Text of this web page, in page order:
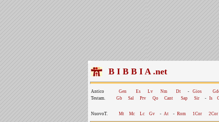
B I B B I A .net
Antico Gen Es Lv Nm Dt - Gios
Testam.
Gb Sal Prv Qo Cant Sap Sir - Is
NuovoT. Mt Mc Lc Gv - At - Rom 1Cor 2Cor